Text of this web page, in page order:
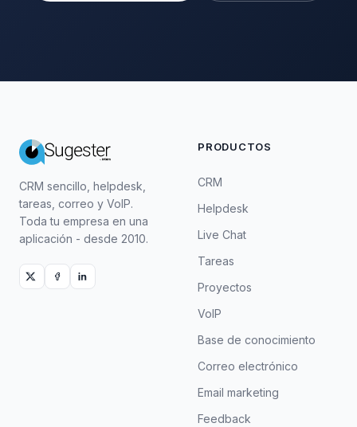
CRM sencillo, helpdesk,
tareas, correo y VoIP.
Toda tu empresa en una
aplicación - desde 2010.
PRODUCTOS
CRM
Helpdesk
Live Chat
Tareas
Proyectos
VoIP
Base de conocimiento
Correo electrónico
Email marketing
Feedback